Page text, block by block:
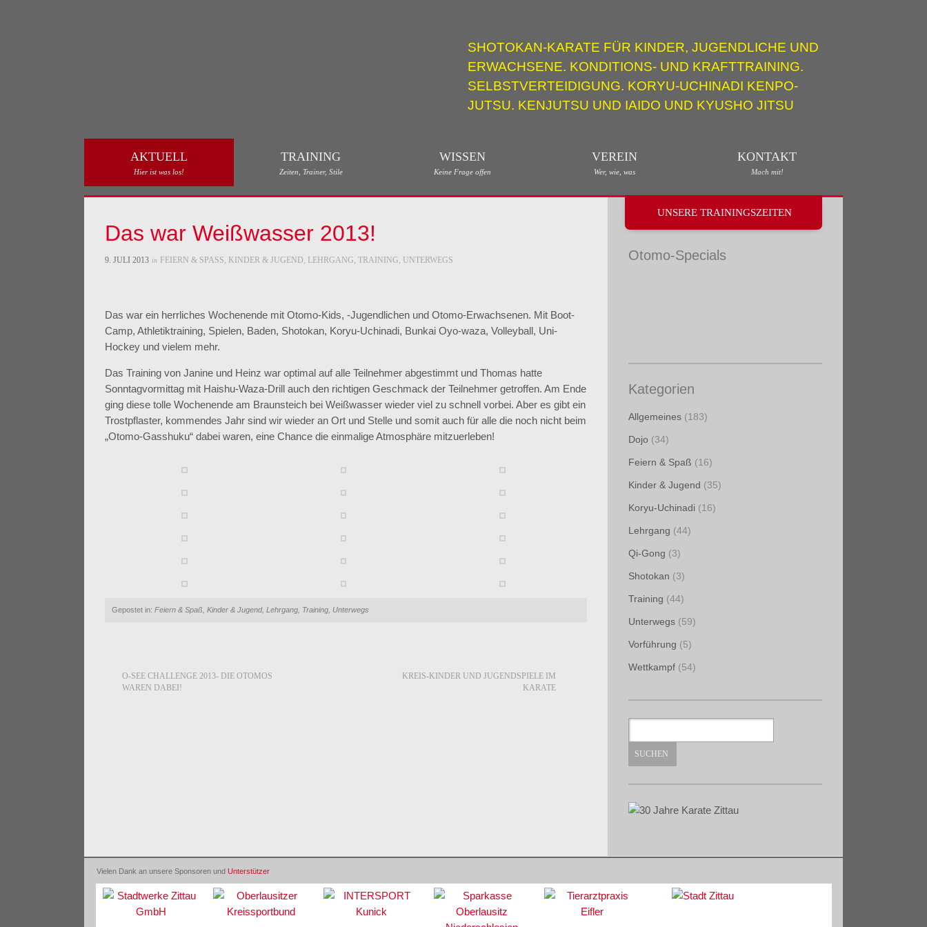
SHOTOKAN-KARATE FÜR KINDER, JUGENDLICHE UND
ERWACHSENE. KONDITIONS- UND KRAFTTRAINING.
SELBSTVERTEIDIGUNG. KORYU-UCHINADI KENPO-
JUTSU. KENJUTSU UND IAIDO UND KYUSHO JITSU
Skip to content
AKTUELL
Hier ist was los!
TRAINING
Zeiten, Trainer, Stile
WISSEN
Keine Frage offen
VEREIN
Wer, wie, was
KONTAKT
Mach mit!
UNSERE TRAININGSZEITEN
Das war Weißwasser 2013!
9. JULI 2013 in FEIERN & SPASS , KINDER & JUGEND, LEHRGANG, TRAINING, UNTERWEGS
Das war ein herrliches Wochenende mit Otomo-Kids, -Jugendlichen und Otomo-Erwachsenen. Mit Boot-
Camp, Athletiktraining, Spielen, Baden, Shotokan, Koryu-Uchinadi, Bunkai Oyo-waza, Volleyball, Uni-
Hockey und vielem mehr.
Das Training von Janine und Heinz war optimal auf alle Teilnehmer abgestimmt und Thomas hatte
Sonntagvormittag mit Haishu-Waza-Drill auch den richtigen Geschmack der Teilnehmer getroffen. Am Ende
ging diese tolle Wochenende am Braunsteich bei Weißwasser wieder viel zu schnell vorbei. Aber es gibt ein
Trostpflaster, kommendes Jahr sind wir wieder an Ort und Stelle und somit auch für alle die noch nicht beim
„Otomo-Gasshuku“ dabei waren, eine Chance die einmalige Atmosphäre mitzuerleben!
Gepostet in: Feiern & Spaß Kinder & Jugend, Lehrgang Training Unterwegs
POST NAVIGATION
KREIS-KINDER UND JUGENDSPIELE IM
KARATE
O-SEE CHALLENGE 2013- DIE OTOMOS
WAREN DABEI!
Otomo-Specials
Kategorien
Allgemeines (183)
Dojo (34)
Feiern & Spaß (16)
Kinder & Jugend (35)
Koryu-Uchinadi (16)
Lehrgang (44)
Qi-Gong (3)
Shotokan (3)
Training (44)
Unterwegs (59)
Vorführung (5)
Wettkampf (54)
Vielen Dank an unsere Sponsoren und Unterstützer